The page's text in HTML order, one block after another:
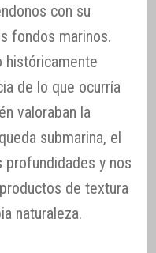
con su
fondos marinos.
históricamente
de lo que ocurría
valoraban la
submarina, el
y nos
de textura
naturaleza.